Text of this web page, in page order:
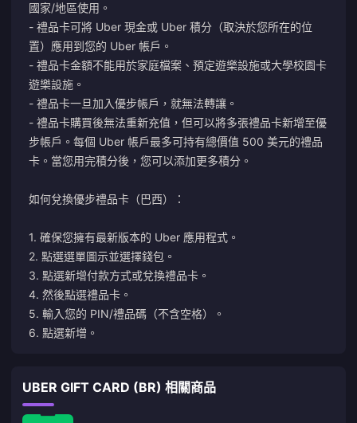
國家/地區使用。
- 禮品卡可將 Uber 現金或 Uber 積分（取決於您所在的位
置）應用到您的 Uber 帳戶。
- 禮品卡金額不能用於家庭檔案、預定遊樂設施或大學校園卡
遊樂設施。
- 禮品卡一旦加入優步帳戶，就無法轉讓。
- 禮品卡購買後無法重新充值，但可以將多張禮品卡新增至優
步帳戶。每個 Uber 帳戶最多可持有總價值 500 美元的禮品
卡。當您用完積分後，您可以添加更多積分。
如何兌換優步禮品卡（巴西）：
1. 確保您擁有最新版本的 Uber 應用程式。
2. 點選選單圖示並選擇錢包。
3. 點選新增付款方式或兌換禮品卡。
4. 然後點選禮品卡。
5. 輸入您的 PIN/禮品碼（不含空格）。
6. 點選新增。
UBER GIFT CARD (BR) 相關商品